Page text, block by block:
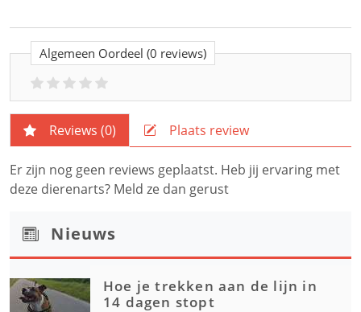
Algemeen Oordeel (0 reviews)
Reviews (0) Plaats review
Er zijn nog geen reviews geplaatst. Heb jij ervaring met
deze dierenarts? Meld ze dan gerust
Nieuws
Hoe je trekken aan de lijn in
14 dagen stopt